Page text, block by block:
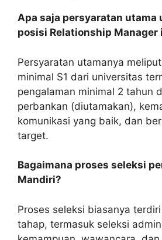
Apa saja persyaratan utama
posisi Relationship Manager
Persyaratan utamanya
minimal S1 dari universitas
pengalaman minimal 2 tahun
perbankan (diutamakan),
komunikasi yang baik, dan
target.
Bagaimana proses seleksi
Mandiri?
Proses seleksi biasanya
tahap, termasuk seleksi